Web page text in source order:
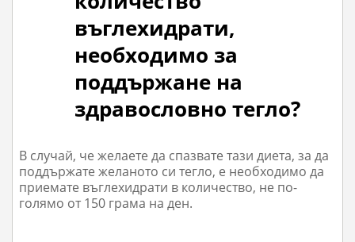
въглехидрати,
необходимо за
поддържане на
здравословно тегло?
В случай, че желаете да спазвате тази диета, за да
поддържате желаното си тегло, е необходимо да
приемате въглехидрати в количество, не по-
голямо от 150 грама на ден.